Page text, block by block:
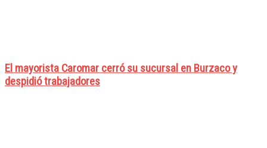
El mayorista Caromar cerró su sucursal en Burzaco y
despidió trabajadores